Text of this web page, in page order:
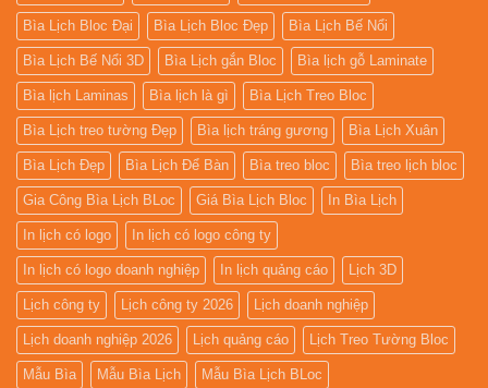
Bìa Lịch Bloc Đại Bìa Lịch Bloc Đẹp Bìa Lịch Bế Nổi
Bìa Lịch Bế Nổi 3D Bìa Lịch gắn Bloc Bìa lịch gỗ Laminate
Bìa lịch Laminas Bìa lịch là gì Bìa Lịch Treo Bloc
Bìa Lịch treo tường Đẹp Bìa lịch tráng gương Bìa Lịch Xuân
Bìa Lịch Đẹp Bìa Lịch Để Bàn Bìa treo bloc Bìa treo lịch bloc
Gia Công Bìa Lịch BLoc Giá Bìa Lịch Bloc In Bìa Lịch
In lịch có logo In lịch có logo công ty
In lịch có logo doanh nghiệp In lịch quảng cáo Lịch 3D
Lịch công ty Lịch công ty 2026 Lịch doanh nghiệp
Lịch doanh nghiệp 2026 Lịch quảng cáo Lịch Treo Tường Bloc
Mẫu Bìa Mẫu Bìa Lịch Mẫu Bìa Lịch BLoc